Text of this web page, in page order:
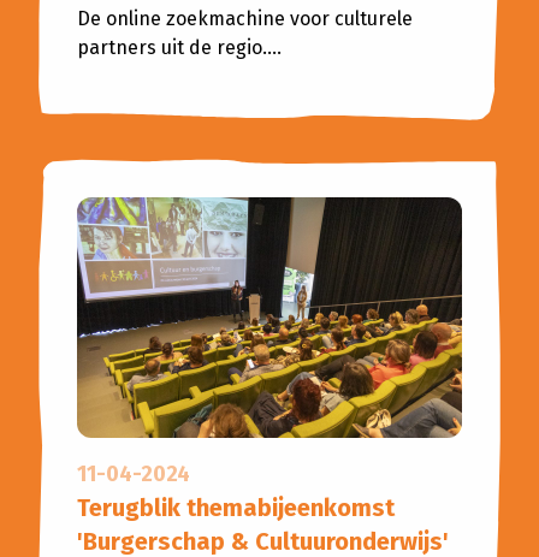
De online zoekmachine voor culturele
partners uit de regio....
11-04-2024
Terugblik themabijeenkomst
'Burgerschap & Cultuuronderwijs'